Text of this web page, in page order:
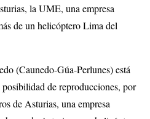
la UME, una empresa
de un helicóptero Lima del
(Caunedo-Gúa-Perlunes) está
de reproducciones, por
de Asturias, una empresa